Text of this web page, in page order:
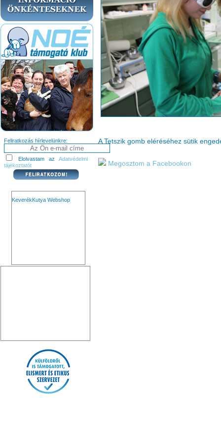
Feliratkozás hírlevelünkre:
Elolvastam az Adatvédelmi
tájékoztatót
KeverékKutya Webshop
A Tetszik gomb eléréséhez sütik
Megosztom a Facebookon